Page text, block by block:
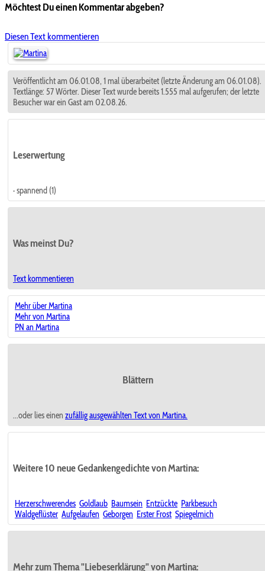
Möchtest Du einen Kommentar abgeben?
Diesen Text kommentieren
Veröffentlicht am 06.01.08, 1 mal überarbeitet (letzte Änderung am 06.01.08).
Textlänge: 57 Wörter. Dieser Text wurde bereits 1.555 mal aufgerufen; der letzte
Besucher war ein Gast am 02.08.26.
Leserwertung
· spannend (1)
Was meinst Du?
Text kommentieren
Mehr über Martina
Mehr von Martina
PN an Martina
Blättern
...oder lies einen zufällig ausgewählten Text von Martina.
Weitere 10 neue Gedankengedichte von Martina:
Herzerschwerendes Goldlaub Baumsein Entzückte Parkbesuch
Waldgeflüster Aufgelaufen Geborgen Erster Frost Spiegelmich
Mehr zum Thema "Liebeserklärung" von Martina: